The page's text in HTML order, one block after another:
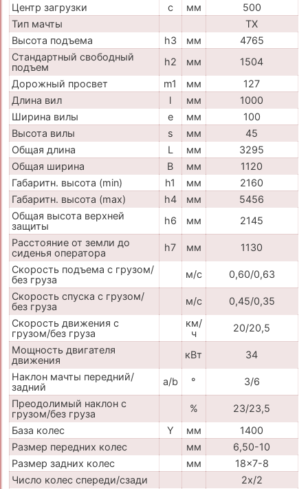
Центр загрузки
c мм
500
Тип мачты
TX
Высота подъема
h3 мм
4765
Стандартный свободный
подъем
h2 мм
1504
Дорожный просвет
m1 мм
127
Длина вил
l мм
1000
Ширина вилы
e мм
100
Высота вилы
s мм
45
Общая длина
L мм
3295
Общая ширина
B мм
1120
Габаритн. высота (min)
h1 мм
2160
Габаритн. высота (max)
h4 мм
5456
Общая высота верхней
защиты
h6 мм
2145
Расстояние от земли до
сиденья оператора
h7 мм
1130
Скорость подъема с грузом/
без груза
м/с
0,60/0,63
Скорость спуска с грузом/
без груза
м/с
0,45/0,35
Скорость движения с
грузом/без груза
км/
ч
20/20,5
Мощность двигателя
движения
кВт
34
Наклон мачты передний/
задний
a/b °
3/6
Преодолимый наклон с
грузом/без груза
%
23/23,5
База колес
Y мм
1400
Размер передних колес
мм
6,50-10
Размер задних колес
мм
18x7-8
Число колес спереди/сзади
2x/2